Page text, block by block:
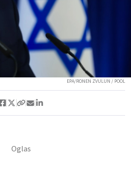
EPA/RONEN ZVULUN / POOL